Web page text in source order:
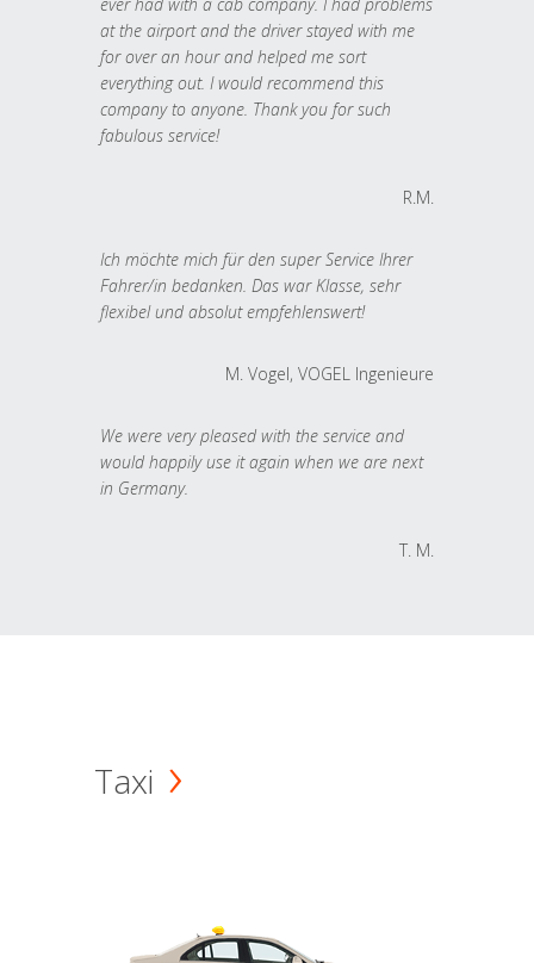
at the airport and the driver stayed with me
for over an hour and helped me sort
everything out. I would recommend this
company to anyone. Thank you for such
fabulous service!
R.M.
Ich möchte mich für den super Service Ihrer
Fahrer/in bedanken. Das war Klasse, sehr
flexibel und absolut empfehlenswert!
M. Vogel, VOGEL Ingenieure
We were very pleased with the service and
would happily use it again when we are next
in Germany.
T. M.
Taxi